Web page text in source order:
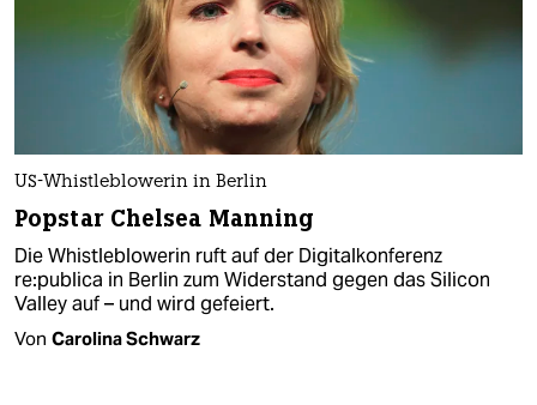
US-Whistleblowerin in Berlin
Popstar Chelsea Manning
Die Whistleblowerin ruft auf der Digitalkonferenz
re:publica in Berlin zum Widerstand gegen das Silicon
Valley auf – und wird gefeiert.
Von Carolina Schwarz